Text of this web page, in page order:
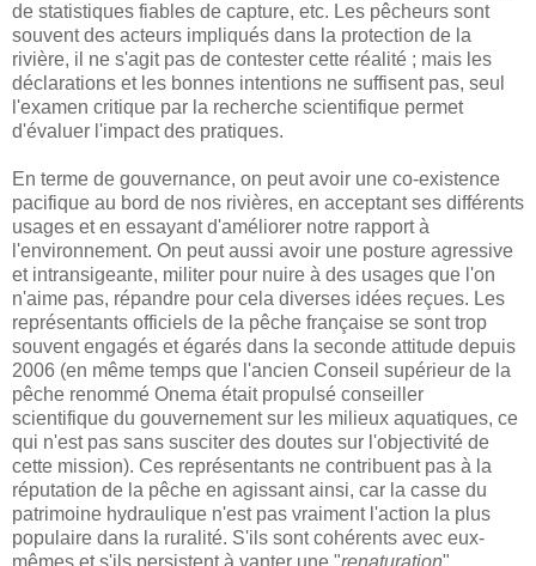
de statistiques fiables de capture, etc. Les pêcheurs sont
souvent des acteurs impliqués dans la protection de la
rivière, il ne s'agit pas de contester cette réalité ; mais les
déclarations et les bonnes intentions ne suffisent pas, seul
l'examen critique par la recherche scientifique permet
d'évaluer l'impact des pratiques.
En terme de gouvernance, on peut avoir une co-existence
pacifique au bord de nos rivières, en acceptant ses différents
usages et en essayant d'améliorer notre rapport à
l'environnement. On peut aussi avoir une posture agressive
et intransigeante, militer pour nuire à des usages que l'on
n'aime pas, répandre pour cela diverses idées reçues. Les
représentants officiels de la pêche française se sont trop
souvent engagés et égarés dans la seconde attitude depuis
2006 (en même temps que l'ancien Conseil supérieur de la
pêche renommé Onema était propulsé conseiller
scientifique du gouvernement sur les milieux aquatiques, ce
qui n'est pas sans susciter des doutes sur l'objectivité de
cette mission). Ces représentants ne contribuent pas à la
réputation de la pêche en agissant ainsi, car la casse du
patrimoine hydraulique n'est pas vraiment l'action la plus
populaire dans la ruralité. S'ils sont cohérents avec eux-